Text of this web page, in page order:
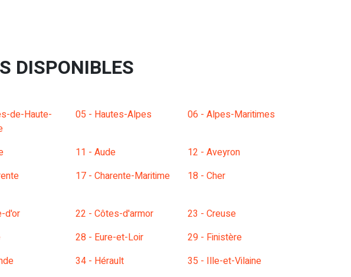
DISPONIBLES
de-Haute-
05 - Hautes-Alpes 06 - Alpes-Maritimes
11 - Aude
12 - Aveyron
17 - Charente-Maritime 18 - Cher
d'or 22 - Côtes-d'armor
23 - Creuse
28 - Eure-et-Loir
29 - Finistère
34 - Hérault
35 - Ille-et-Vilaine